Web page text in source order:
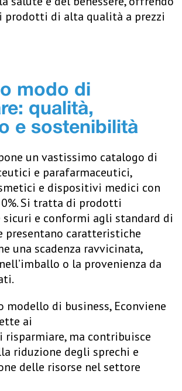
prodotti di alta qualità a prezzi
modo di
qualità,
e sostenibilità
un vastissimo catalogo di
e parafarmaceutici,
e dispositivi medici con
Si tratta di prodotti
e conformi agli standard di
presentano caratteristiche
una scadenza ravvicinata,
o la provenienza da
modello di business, Econviene
ai
risparmiare, ma contribuisce
riduzione degli sprechi e
delle risorse nel settore